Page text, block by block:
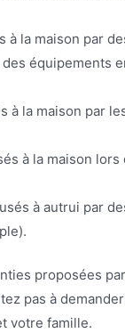
la maison par
équipements
à la maison par
à la maison lors
à autrui par
proposées
pas à
votre famille.